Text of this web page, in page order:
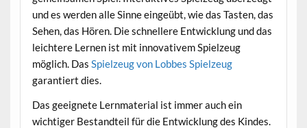
und es werden alle Sinne eingeübt, wie das Tasten, das
Sehen, das Hören. Die schnellere Entwicklung und das
leichtere Lernen ist mit innovativem Spielzeug
möglich. Das Spielzeug von Lobbes Spielzeug
garantiert dies.
Das geeignete Lernmaterial ist immer auch ein
wichtiger Bestandteil für die Entwicklung des Kindes.